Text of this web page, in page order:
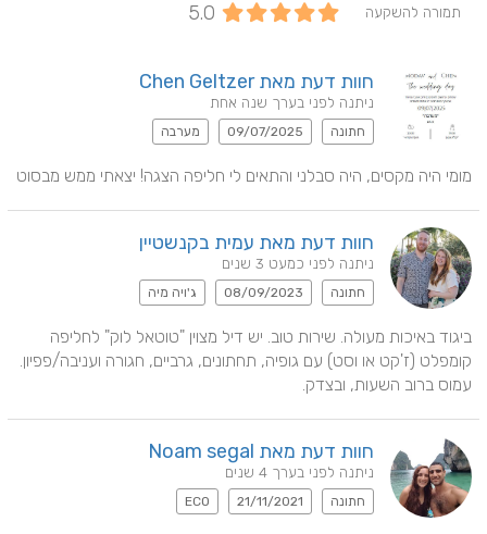
תמורה להשקעה 5.0
חוות דעת מאת Chen Geltzer
ניתנה לפני בערך שנה אחת
חתונה 09/07/2025 מערבה
מומי היה מקסים, היה סבלני והתאים לי חליפה הצגה! יצאתי ממש מבסוט
חוות דעת מאת עמית בקנשטיין
ניתנה לפני כמעט 3 שנים
חתונה 08/09/2023 ג'ויה מיה
עמוס ברוב השעות, ובצדק.
חוות דעת מאת Noam segal
ניתנה לפני בערך 4 שנים
חתונה 21/11/2021
ECO